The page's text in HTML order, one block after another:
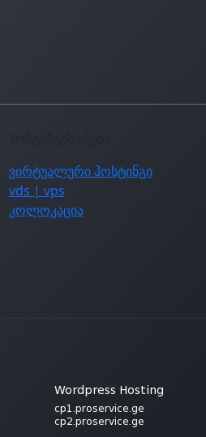
ვირტუალური ჰოსტინგი
vds | vps
კოლოკაცია
Wordpress Hosting
cp1.proservice.ge
cp2.proservice.ge